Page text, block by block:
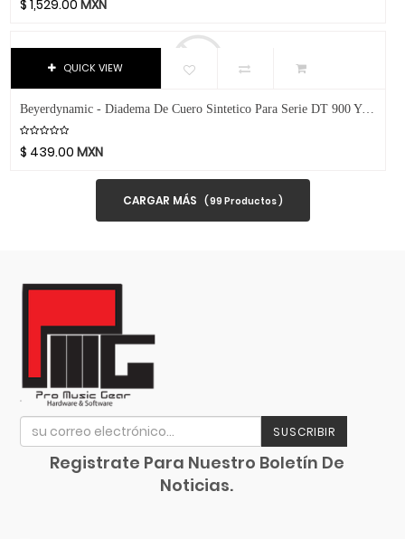
Domino
El Cometa
Ember
EMO
Excelsior
Fernandes Guitar
Funlab
Furman
Genelec
GHS
$1,529.00 MXN
QUICK VIEW
Beyerdynamic - Diadema De Cuero Sintetico Para Serie DT 900 Y 700 Pro X, Color: Negro Mod.HEADBAND PRO X
$ 439.00 MXN
CARGAR MÁS ( 99 Productos )
SUSCRIBIR
Registrate Para Nuestro Boletín De
Noticias.